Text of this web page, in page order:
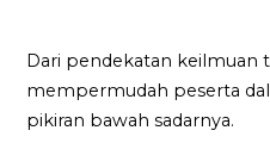
Dari pendekatan keilmuan
mempermudah peserta
pikiran bawah sadarnya.